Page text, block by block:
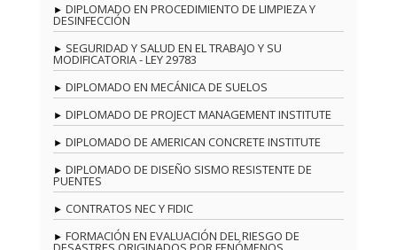
DIPLOMADO EN PROCEDIMIENTO DE LIMPIEZA Y
DESINFECCIÓN
SEGURIDAD Y SALUD EN EL TRABAJO Y SU
MODIFICATORIA - LEY 29783
DIPLOMADO EN MECÁNICA DE SUELOS
DIPLOMADO DE PROJECT MANAGEMENT INSTITUTE
DIPLOMADO DE AMERICAN CONCRETE INSTITUTE
DIPLOMADO DE DISEÑO SISMO RESISTENTE DE
PUENTES
CONTRATOS NEC Y FIDIC
FORMACIÓN EN EVALUACIÓN DEL RIESGO DE